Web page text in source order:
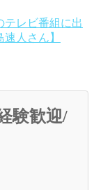
レビ番組に出
人さん】
験歓迎/